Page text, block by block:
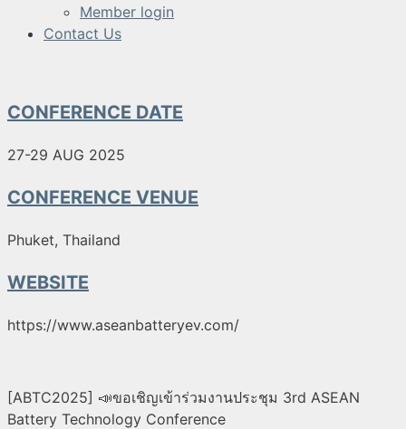
Member login
Contact Us
CONFERENCE DATE
27-29 AUG 2025
CONFERENCE VENUE
Phuket, Thailand
WEBSITE
https://www.aseanbatteryev.com/
[ABTC2025] 📣ขอเชิญเข้าร่วมงานประชุม 3rd ASEAN
Battery Technology Conference